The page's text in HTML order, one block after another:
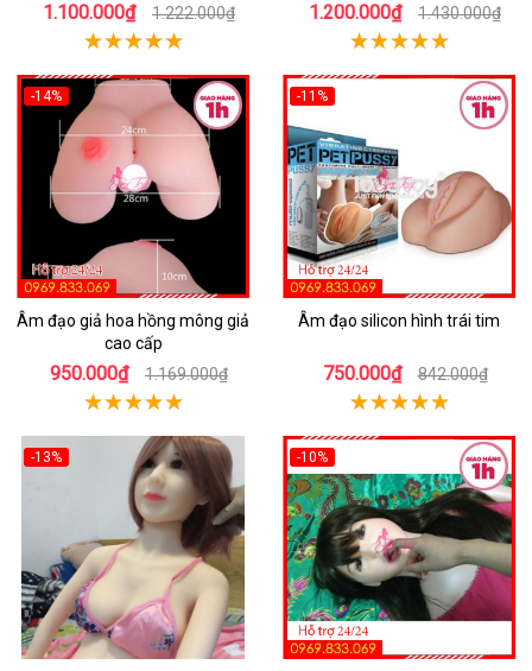
1.100.000₫ 1.222.000₫ 1.200.000₫ 1.430.000₫
-14%
Âm đạo giả hoa hồng mông giả
cao cấp
950.000₫ 1.169.000₫
-11%
Âm đạo silicon hình trái tim
750.000₫ 842.000₫
-13% -10%